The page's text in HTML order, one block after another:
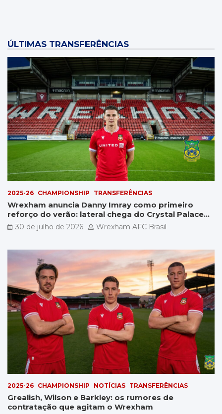
ÚLTIMAS TRANSFERÊNCIAS
2025-26 CHAMPIONSHIP TRANSFERÊNCIAS
Wrexham anuncia Danny Imray como primeiro
reforço do verão: lateral chega do Crystal Palace
por £5 milhões
30 de julho de 2026 Wrexham AFC Brasil
2025-26 CHAMPIONSHIP NOTÍCIAS TRANSFERÊNCIAS
Grealish, Wilson e Barkley: os rumores de
contratação que agitam o Wrexham